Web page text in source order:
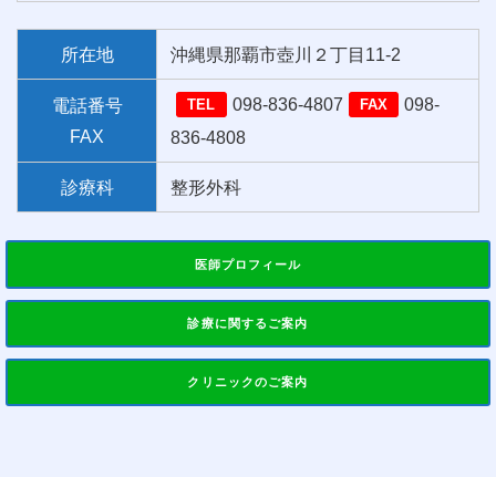
所在地 沖縄県那覇市壺川２丁目11-2
電話番号
FAX
TEL 098-836-4807 FAX
098-
836-4808
診療科 整形外科
医師プロフィール
診療に関するご案内
クリニックのご案内